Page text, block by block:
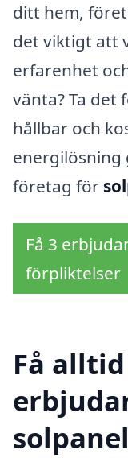
ditt hem,
det viktigt att
erfarenhet
vänta? Ta det
hållbar och
företag för
Få 3
förpliktelser
Få